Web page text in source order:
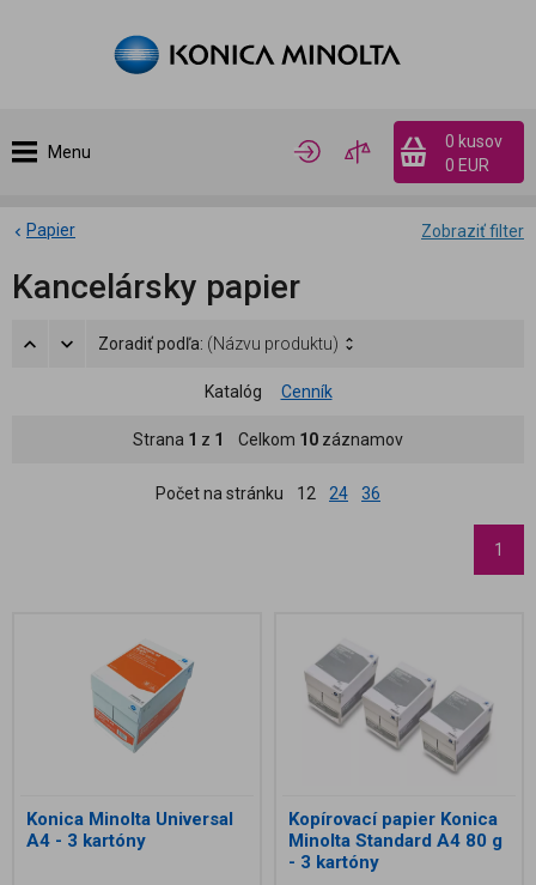
Menu
0 kusov
0 EUR
Zobraziť filter
Papier
Kancelársky papier
Zoradiť podľa: (Názvu produktu)
Katalóg Cenník
Strana 1 z 1 Celkom 10 záznamov
Počet na stránku 12 24 36
1
Konica Minolta Universal
A4 - 3 kartóny
Kopírovací papier Konica
Minolta Standard A4 80 g
- 3 kartóny